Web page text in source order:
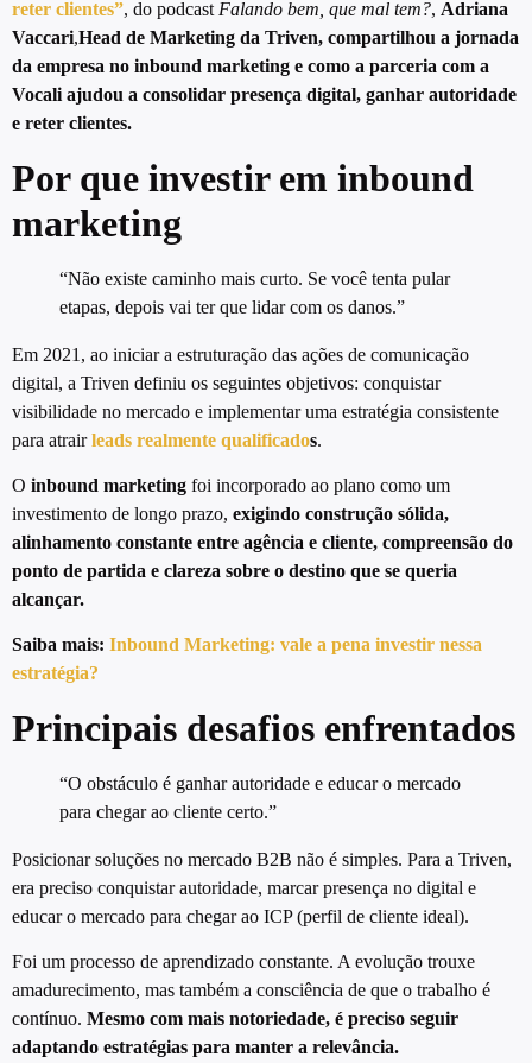
reter clientes”, do podcast Falando bem, que mal tem?, Adriana
Vaccari,Head de Marketing da Triven, compartilhou a jornada
da empresa no inbound marketing e como a parceria com a
Vocali ajudou a consolidar presença digital, ganhar autoridade
e reter clientes.
Por que investir em inbound
marketing
“Não existe caminho mais curto. Se você tenta pular
etapas, depois vai ter que lidar com os danos.”
Em 2021, ao iniciar a estruturação das ações de comunicação
digital, a Triven definiu os seguintes objetivos: conquistar
visibilidade no mercado e implementar uma estratégia consistente
para atrairleads realmente qualificados.
O inbound marketing foi incorporado ao plano como um
investimento de longo prazo, exigindo construção sólida,
alinhamento constante entre agência e cliente, compreensão do
ponto de partida e clareza sobre o destino que se queria
alcançar.
Saiba mais: Inbound Marketing: vale a pena investir nessa
estratégia?
Principais desafios enfrentados
“O obstáculo é ganhar autoridade e educar o mercado
para chegar ao cliente certo.”
Posicionar soluções no mercado B2B não é simples. Para a Triven,
era preciso conquistar autoridade, marcar presença no digital e
educar o mercado para chegar ao ICP (perfil de cliente ideal).
Foi um processo de aprendizado constante. A evolução trouxe
amadurecimento, mas também a consciência de que o trabalho é
contínuo. Mesmo com mais notoriedade, é preciso seguir
adaptando estratégias para manter a relevância.